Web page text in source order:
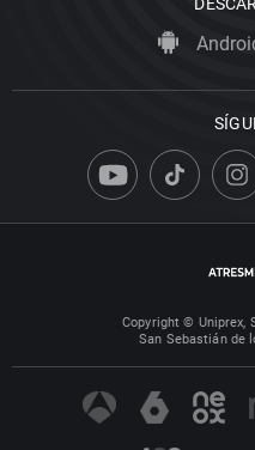
Copyright © Uniprex,
San Sebastián de